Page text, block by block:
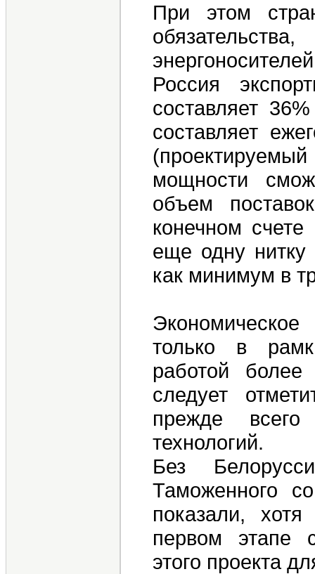
При этом
Россия
составляет
составляет
мощности
объем
конечном
еще одну нитку
как минимум в
только в
работой
следует
прежде
технологий.
Без
Таможенного
показали,
первом этапе
этого проекта